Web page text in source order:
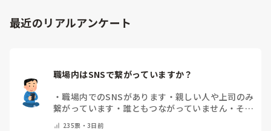
最近のリアルアンケート
職場内はSNSで繋がっていますか？
・職場内でのSNSがあります ・ 親しい人や上司のみ
繋がっています ・ 誰ともつながっていません ・ その
他（コメントで教えてください）
235票・3日前